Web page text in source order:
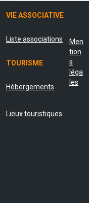
VIE ASSOCIATIVE
Liste associations
TOURISME
Hébergements
Lieux touristiques
Men
tion
s
léga
les